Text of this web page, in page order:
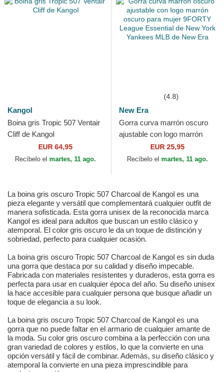
Kangol
Boina gris Tropic 507 Ventair
Cliff de Kangol
EUR 64,95
Recíbelo el martes, 11 ago.
(4.8)
New Era
Gorra curva marrón oscuro
ajustable con logo marrón
oscuro para mujer 9FORTY
League Essential de...
EUR 25,95
Recíbelo el martes, 11 ago.
La boina gris oscuro Tropic 507 Charcoal de Kangol es una
pieza elegante y versátil que complementará cualquier outfit de
manera sofisticada. Esta gorra unisex de la reconocida marca
Kangol es ideal para adultos que buscan un estilo clásico y
atemporal. El color gris oscuro le da un toque de distinción y
sobriedad, perfecto para cualquier ocasión.
La boina gris oscuro Tropic 507 Charcoal de Kangol es sin duda
una gorra que destaca por su calidad y diseño impecable.
Fabricada con materiales resistentes y duraderos, esta gorra es
perfecta para usar en cualquier época del año. Su diseño unisex
la hace accesible para cualquier persona que busque añadir un
toque de elegancia a su look.
La boina gris oscuro Tropic 507 Charcoal de Kangol es una
gorra que no puede faltar en el armario de cualquier amante de
la moda. Su color gris oscuro combina a la perfección con una
gran variedad de colores y estilos, lo que la convierte en una
opción versátil y fácil de combinar. Además, su diseño clásico y
atemporal la convierte en una pieza imprescindible para